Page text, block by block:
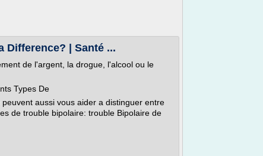
Difference? | Santé ...
de l'argent, la drogue, l'alcool ou le
Types De
aussi vous aider a distinguer entre
de trouble bipolaire: trouble Bipolaire de